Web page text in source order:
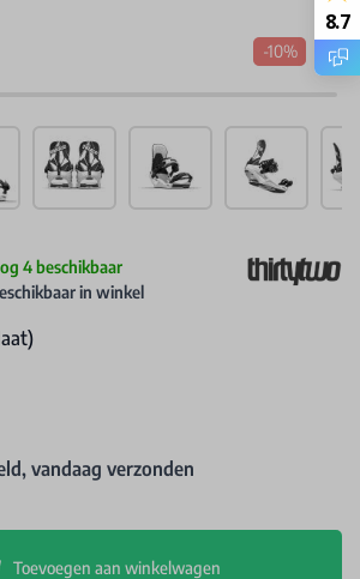
-10%
4 beschikbaar
in winkel
vandaag verzonden
Toevoegen aan winkelwagen
8.7